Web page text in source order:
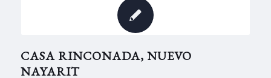
CASA RINCONADA, NUEVO
NAYARIT